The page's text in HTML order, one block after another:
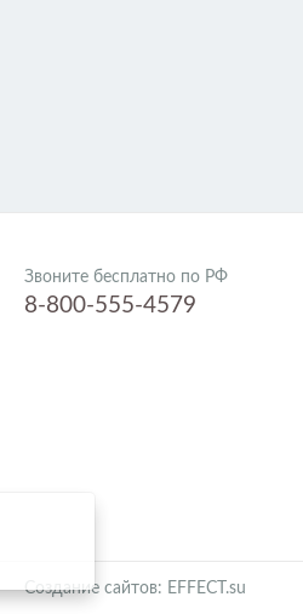
Звоните бесплатно по РФ
8-800-555-4579
Создание сайтов: EFFECT.su